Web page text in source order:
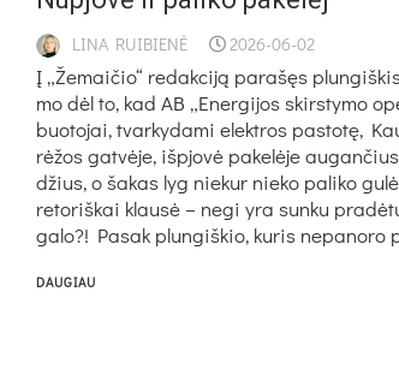
LINA RUIBIENĖ 2026-06-02
Į „Že­mai­čio“ re­dak­ci­ją pa­ra­šęs
mo dėl to, kad AB „Ener­gi­jos skirs­ty­mo
buo­to­jai, tvar­ky­da­mi elekt­ros pa­sto­tę,
rė­žos gat­vė­je, iš­pjo­vė pa­ke­lė­je
džius, o ša­kas lyg nie­kur nie­ko pa­li­ko
re­to­riš­kai klau­sė – ne­gi yra sun­ku
ga­lo?! Pa­sak plun­giš­kio, ku­ris ne­pa­no­ro
DAUGIAU